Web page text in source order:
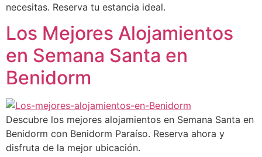
necesitas. Reserva tu estancia ideal.
Los Mejores Alojamientos
en Semana Santa en
Benidorm
Descubre los mejores alojamientos en Semana Santa en
Benidorm con Benidorm Paraíso. Reserva ahora y
disfruta de la mejor ubicación.